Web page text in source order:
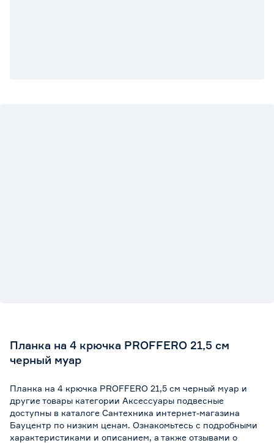
Планка на 4 крючка PROFFERO 21,5 см
черный муар
Планка на 4 крючка PROFFERO 21,5 см черный муар и
другие товары категории Аксессуары подвесные
доступны в каталоге Сантехника интернет-магазина
Бауцентр по низким ценам. Ознакомьтесь с подробными
характеристиками и описанием, а также отзывами о